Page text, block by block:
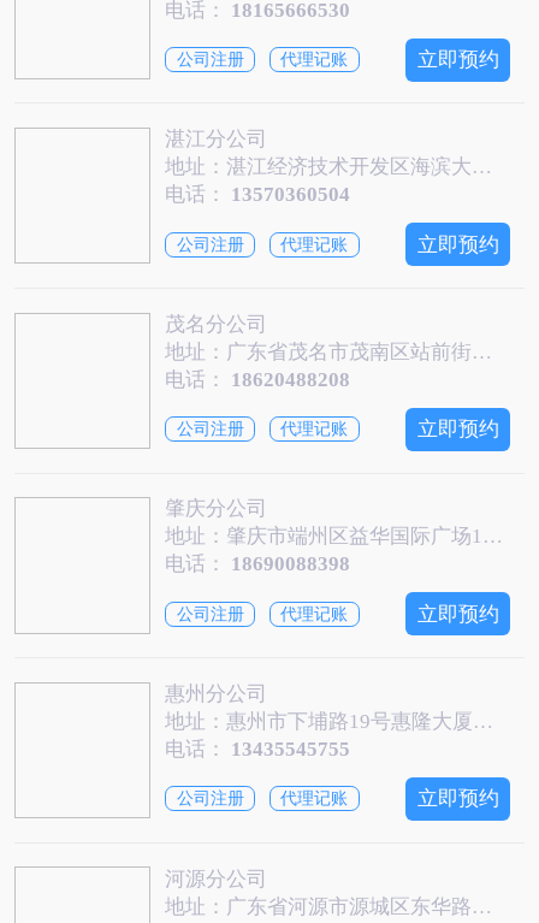
电话： 18165666530
公司注册 代理记账 立即预约
湛江分公司
地址：湛江经济技术开发区海滨大道中135号之二第三层一诺快记
电话： 13570360504
公司注册 代理记账 立即预约
茂名分公司
地址：广东省茂名市茂南区站前街道站前五路111号嘉燕盈汇国际1919房
电话： 18620488208
公司注册 代理记账 立即预约
肇庆分公司
地址：肇庆市端州区益华国际广场1204、1205
电话： 18690088398
公司注册 代理记账 立即预约
惠州分公司
地址：惠州市下埔路19号惠隆大厦第5层西半层
电话： 13435545755
公司注册 代理记账 立即预约
河源分公司
地址：广东省河源市源城区东华路西面建设大道南边14楼一诺快记